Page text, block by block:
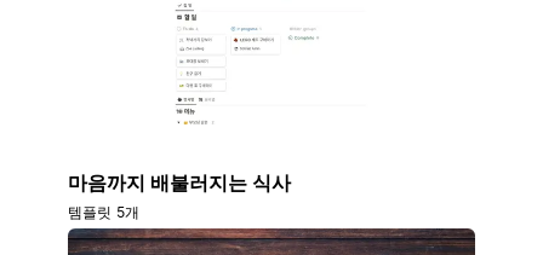
마음까지 배불러지는 식사
템플릿 5개